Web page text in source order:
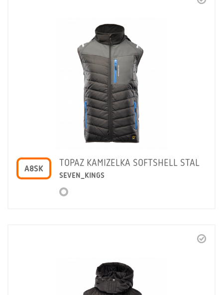
A8SK
TOPAZ KAMIZELKA SOFTSHELL STAL
SEVEN_KINGS